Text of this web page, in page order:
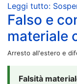
Leggi tutto:
Falso e
materiale
Arresto all'estero e
Falsità